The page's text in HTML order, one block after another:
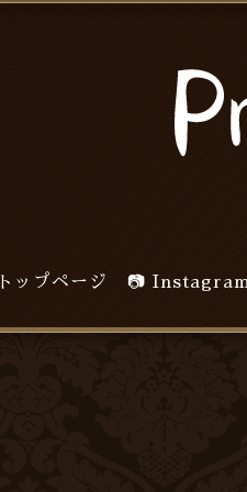
トップページ 📷